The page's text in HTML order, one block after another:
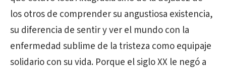
los otros de comprender su angustiosa existencia,
su diferencia de sentir y ver el mundo con la
enfermedad sublime de la tristeza como equipaje
solidario con su vida. Porque el siglo XX le negó a